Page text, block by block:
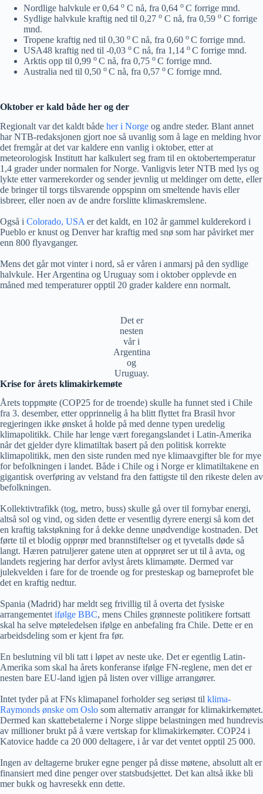
Nordlige halvkule er 0,64 o C nå, fra 0,64 o C forrige mnd.
Sydlige halvkule kraftig ned til 0,27 o C nå, fra 0,59 o C forrige
mnd.
Tropene kraftig ned til 0,30 o C nå, fra 0,60 o C forrige mnd.
USA48 kraftig ned til -0,03 o C nå, fra 1,14 o C forrige mnd.
Arktis opp til 0,99 o C nå, fra 0,75 o C forrige mnd.
Australia ned til 0,50 o C nå, fra 0,57 o C forrige mnd.
Oktober er kald både her og der
Regionalt var det kaldt både her i Norge og andre steder. Blant annet
har NTB-redaksjonen gjort noe så uvanlig som å lage en melding hvor
det fremgår at det var kaldere enn vanlig i oktober, etter at
meteorologisk Institutt har kalkulert seg fram til en oktobertemperatur
1,4 grader under normalen for Norge. Vanligvis leter NTB med lys og
lykte etter varmerekorder og sender jevnlig ut meldinger om dette, eller
de bringer til torgs tilsvarende oppspinn om smeltende havis eller
isbreer, eller noen av de andre forslitte klimaskremslene.
Også i Colorado, USA er det kaldt, en 102 år gammel kulderekord i
Pueblo er knust og Denver har kraftig med snø som har påvirket mer
enn 800 flyavganger.
Mens det går mot vinter i nord, så er våren i anmarsj på den sydlige
halvkule. Her Argentina og Uruguay som i oktober opplevde en
måned med temperaturer opptil 20 grader kaldere enn normalt.
Det er
nesten
vår i
Argentina
og
Uruguay.
Krise for årets klimakirkemøte
Årets toppmøte (COP25 for de troende) skulle ha funnet sted i Chile
fra 3. desember, etter opprinnelig å ha blitt flyttet fra Brasil hvor
regjeringen ikke ønsket å holde på med denne typen uredelig
klimapolitikk. Chile har lenge vært foregangslandet i Latin-Amerika
når det gjelder dyre klimatiltak basert på den politisk korrekte
klimapolitikk, men den siste runden med nye klimaavgifter ble for mye
for befolkningen i landet. Både i Chile og i Norge er klimatiltakene en
gigantisk overføring av velstand fra den fattigste til den rikeste delen av
befolkningen.
Kollektivtrafikk (tog, metro, buss) skulle gå over til fornybar energi,
altså sol og vind, og siden dette er vesentlig dyrere energi så kom det
en kraftig takstøkning for å dekke denne unødvendige kostnaden. Det
førte til et blodig opprør med brannstiftelser og et tyvetalls døde så
langt. Hæren patruljerer gatene uten at opprøret ser ut til å avta, og
landets regjering har derfor avlyst årets klimamøte. Dermed var
julekvelden i fare for de troende og for presteskap og barneprofet ble
det en kraftig nedtur.
Spania (Madrid) har meldt seg frivillig til å overta det fysiske
arrangementet ifølge BBC, mens Chiles grønneste politikere fortsatt
skal ha selve møteledelsen ifølge en anbefaling fra Chile. Dette er en
arbeidsdeling som er kjent fra før.
En beslutning vil bli tatt i løpet av neste uke. Det er egentlig Latin-
Amerika som skal ha årets konferanse ifølge FN-reglene, men det er
nesten bare EU-land igjen på listen over villige arrangører.
Intet tyder på at FNs klimapanel forholder seg seriøst til klima-
Raymonds ønske om Oslo som alternativ arrangør for klimakirkemøtet.
Dermed kan skattebetalerne i Norge slippe belastningen med hundrevis
av millioner brukt på å være vertskap for klimakirkemøter. COP24 i
Katovice hadde ca 20 000 deltagere, i år var det ventet opptil 25 000.
Ingen av deltagerne bruker egne penger på disse møtene, absolutt alt er
finansiert med dine penger over statsbudsjettet. Det kan altså ikke bli
mer bukk og havresekk enn dette.